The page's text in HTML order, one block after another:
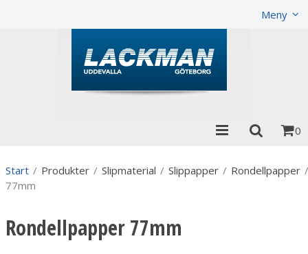
Meny
0
Start / Produkter / Slipmaterial / Slippapper / Rondellpapper /
77mm
Rondellpapper 77mm